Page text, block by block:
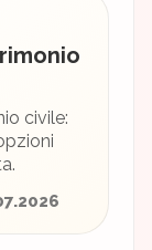
civile: